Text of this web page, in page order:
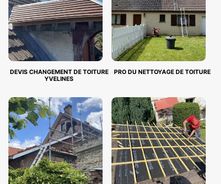
DEVIS CHANGEMENT DE TOITURE
YVELINES
PRO DU NETTOYAGE DE TOITURE